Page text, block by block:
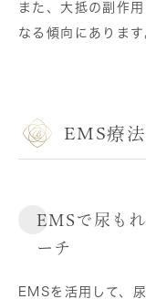
また、大抵の副作
なる傾向にあります
EMS療法
EMSで尿も
ーチ
EMSを活用して、